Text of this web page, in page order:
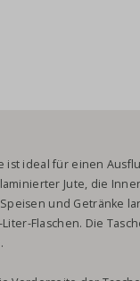
ist ideal für einen
Jute, die
und Getränke
Flaschen. Die